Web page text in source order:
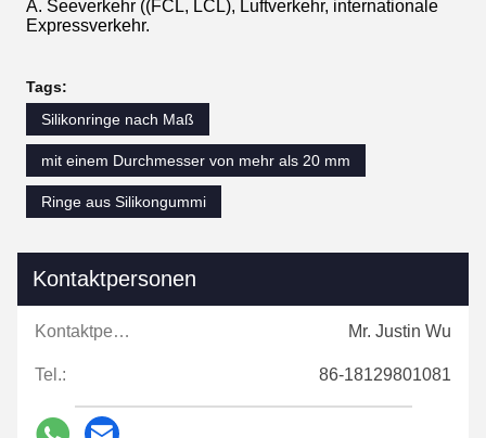
A. Seeverkehr ((FCL, LCL), Luftverkehr, internationale
Expressverkehr.
Tags:
Silikonringe nach Maß
mit einem Durchmesser von mehr als 20 mm
Ringe aus Silikongummi
Kontaktpersonen
Kontaktpersonen: Mr. Justin Wu
Tel.: 86-18129801081